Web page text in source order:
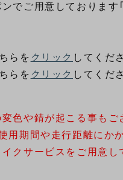
でご用意しております
らを クリック してくだ
らを クリック してくだ
色や錆が起こる事もご
用期間や走行距離にか
クサービスをご用意し